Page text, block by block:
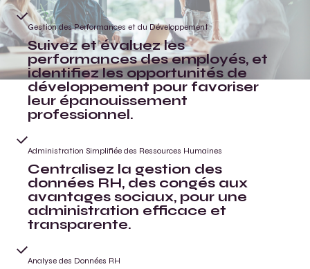
Gestion des Performances et du Développement
Suivez et évaluez les
performances des employés, et
identifiez les opportunités de
développement pour favoriser
leur épanouissement
professionnel.
Administration Simplifiée des Ressources Humaines
Centralisez la gestion des
données RH, des congés aux
avantages sociaux, pour une
administration efficace et
transparente.
Analyse des Données RH